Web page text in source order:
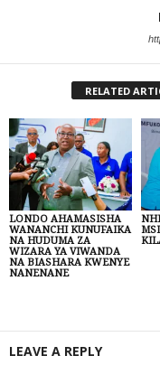
RELATED
LONDO AHAMASISHA
WANANCHI KUNUFAIKA
NA HUDUMA ZA
WIZARA YA VIWANDA
NA BIASHARA KWENYE
NANENANE
LEAVE A REPLY